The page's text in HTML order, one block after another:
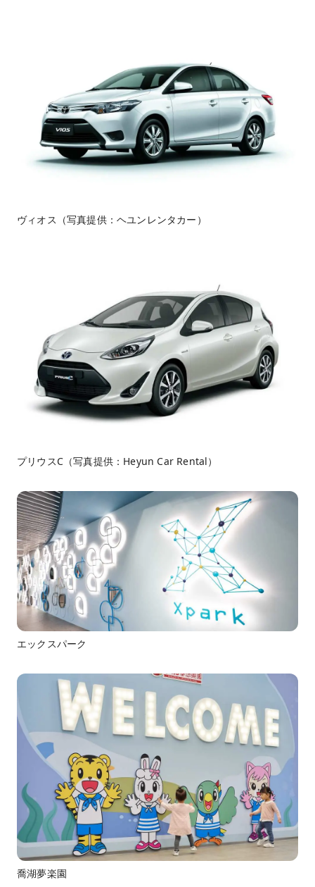
ヴィオス（写真提供：ヘユンレンタカー）
プリウスC（写真提供：Heyun Car Rental）
エックスパーク
喬湖夢楽園